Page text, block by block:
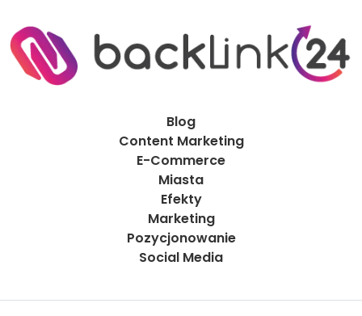
Blog
Content Marketing
E-Commerce
Miasta
Efekty
Marketing
Pozycjonowanie
Social Media